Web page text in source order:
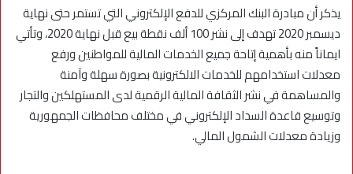
يذكر أن مبادرة البنك المركزي للدفع الإلكتروني التي تستمر حتى نهاية
ديسمبر 2020 تهدف إلى نشر 100 ألف نقطة بيع قبل نهاية 2020، وتأتي
ايماناً منه بأهمية إتاحة جميع الخدمات المالية للمواطنين ورفع
معدلات استخدامهم للخدمات الالكترونية بصورة سهلة وآمنة
والمساهمة في نشر الثقافة المالية الرقمية لدى المستهلكين والتجار
وتوسيع قاعدة السداد الإلكتروني في مختلف محافظات الجمهورية
وزيادة معدلات الشمول المالي.